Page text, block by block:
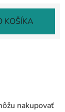
KOŠÍKA
nakupovať